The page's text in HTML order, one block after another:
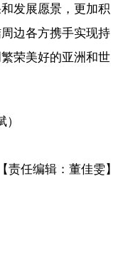
发展愿景，更加积
边各方携手实现持
荣美好的亚洲和世
）
【责任编辑：董佳雯】